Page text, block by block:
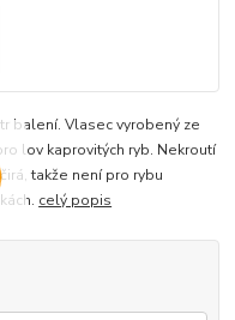
balení. Vlasec vyrobený ze
lov kaprovitých ryb. Nekroutí
takže není pro rybu
celý popis